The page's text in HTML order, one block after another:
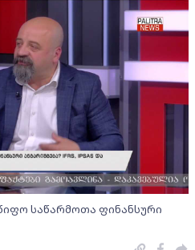
საწარმოთა ფინანსური